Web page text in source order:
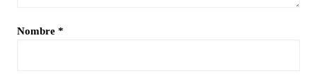
Nombre *